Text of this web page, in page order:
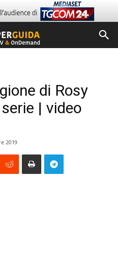
di Rosy
| video
2019